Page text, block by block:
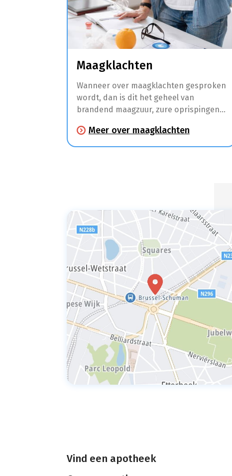
Maagklachten
Wanneer over maagklachten gesproken
wordt, dan is dit het geheel van
brandend maagzuur, zure oprispingen
spijsverteringsproblemen.
Meer over maagklachten
Vind een apotheek